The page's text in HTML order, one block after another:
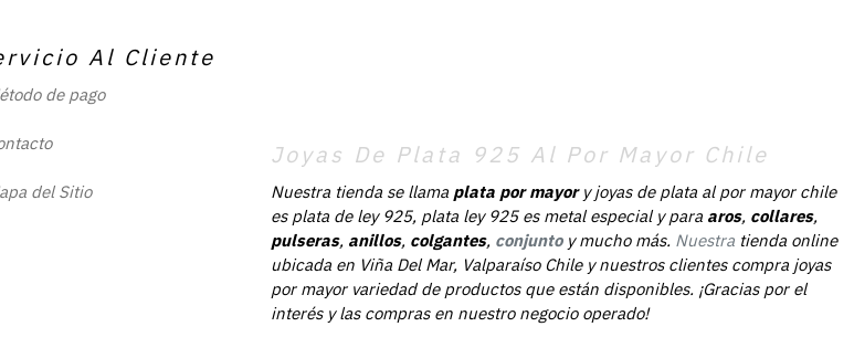
Al Cliente
de pago
del Sitio
Joyas De Plata 925 Al Por Mayor Chile
Nuestra tienda se llama plata por mayory joyas de plata al por mayor chile
es plata de ley 925, plata ley 925 es metal especial y para aros, collares,
pulseras, anillos, colgantes, conjunto y mucho más. Nuestra tienda online
ubicada en Viña Del Mar, Valparaíso Chile y nuestros clientes compra joyas
por mayor variedad de productos que están disponibles. ¡Gracias por el
interés y las compras en nuestro negocio operado!